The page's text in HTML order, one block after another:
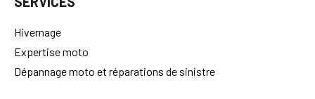
Hivernage
Expertise moto